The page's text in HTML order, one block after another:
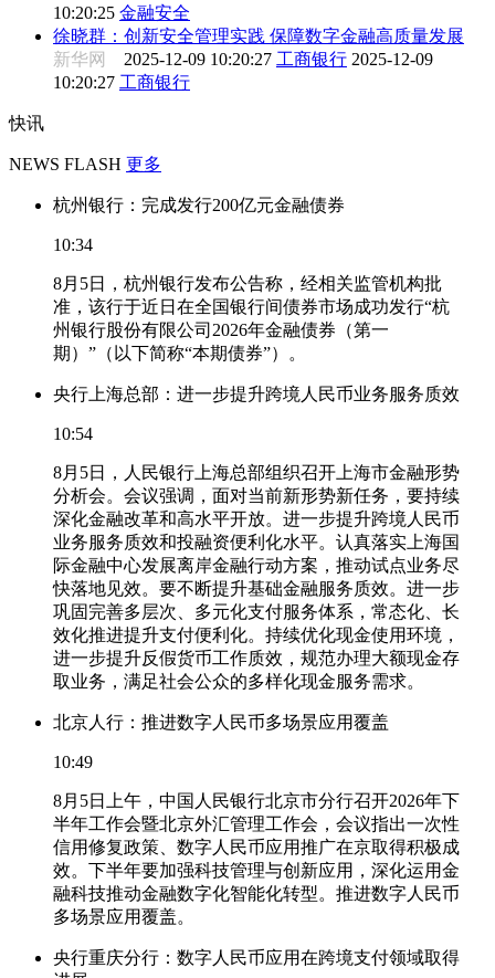
10:20:25 金融安全
徐晓群：创新安全管理实践 保障数字金融高质量发展
新华网 2025-12-09 10:20:27 工商银行 2025-12-09
10:20:27 工商银行
快讯
NEWS FLASH 更多
杭州银行：完成发行200亿元金融债券
10:34
8月5日，杭州银行发布公告称，经相关监管机构批
准，该行于近日在全国银行间债券市场成功发行“杭
州银行股份有限公司2026年金融债券（第一
期）”（以下简称“本期债券”）。
央行上海总部：进一步提升跨境人民币业务服务质效
10:54
8月5日，人民银行上海总部组织召开上海市金融形势
分析会。会议强调，面对当前新形势新任务，要持续
深化金融改革和高水平开放。进一步提升跨境人民币
业务服务质效和投融资便利化水平。认真落实上海国
际金融中心发展离岸金融行动方案，推动试点业务尽
快落地见效。要不断提升基础金融服务质效。进一步
巩固完善多层次、多元化支付服务体系，常态化、长
效化推进提升支付便利化。持续优化现金使用环境，
进一步提升反假货币工作质效，规范办理大额现金存
取业务，满足社会公众的多样化现金服务需求。
北京人行：推进数字人民币多场景应用覆盖
10:49
8月5日上午，中国人民银行北京市分行召开2026年下
半年工作会暨北京外汇管理工作会，会议指出一次性
信用修复政策、数字人民币应用推广在京取得积极成
效。下半年要加强科技管理与创新应用，深化运用金
融科技推动金融数字化智能化转型。推进数字人民币
多场景应用覆盖。
央行重庆分行：数字人民币应用在跨境支付领域取得